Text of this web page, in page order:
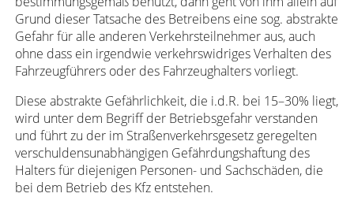
Grund dieser Tatsache des Betreibens eine sog. abstrakte
Gefahr für alle anderen Verkehrsteilnehmer aus, auch
ohne dass ein irgendwie verkehrswidriges Verhalten des
Fahrzeugführers oder des Fahrzeughalters vorliegt.
Diese abstrakte Gefährlichkeit, die i.d.R. bei 15–30% liegt,
wird unter dem Begriff der Betriebsgefahr verstanden
und führt zu der im Straßenverkehrsgesetz geregelten
verschuldensunabhängigen Gefährdungshaftung des
Halters für diejenigen Personen- und Sachschäden, die
bei dem Betrieb des Kfz entstehen.